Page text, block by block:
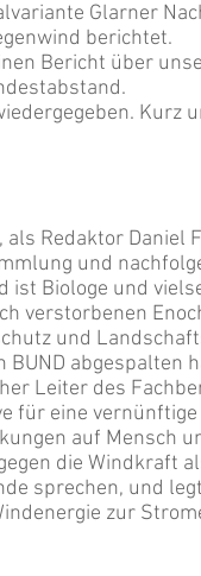
Glarner
berichtet.
Bericht über
Kurz
Redaktor Daniel
und
ist Biologe und
verstorbenen
und
abgespalten
Leiter des
für eine vernünftige
auf Mensch
die Windkraft
sprechen, und
zur